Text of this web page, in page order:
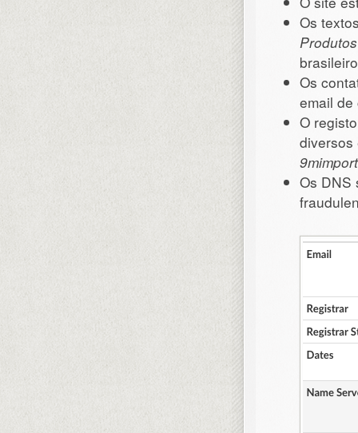
Os
Produtos
brasileiro
Os
email
O
diversos
Os